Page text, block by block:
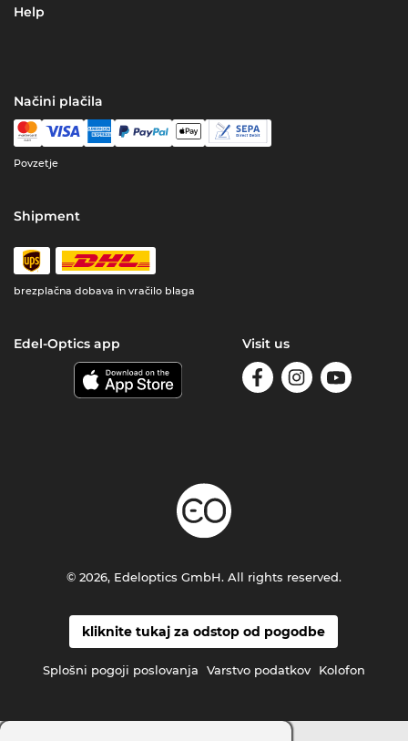
Help
Načini plačila
Povzetje
Shipment
brezplačna dobava in vračilo blaga
Edel-Optics app Visit us
kliknite tukaj za odstop od pogodbe
Splošni pogoji poslovanja Varstvo podatkov Kolofon
© 2026, Edeloptics GmbH. All rights reserved.